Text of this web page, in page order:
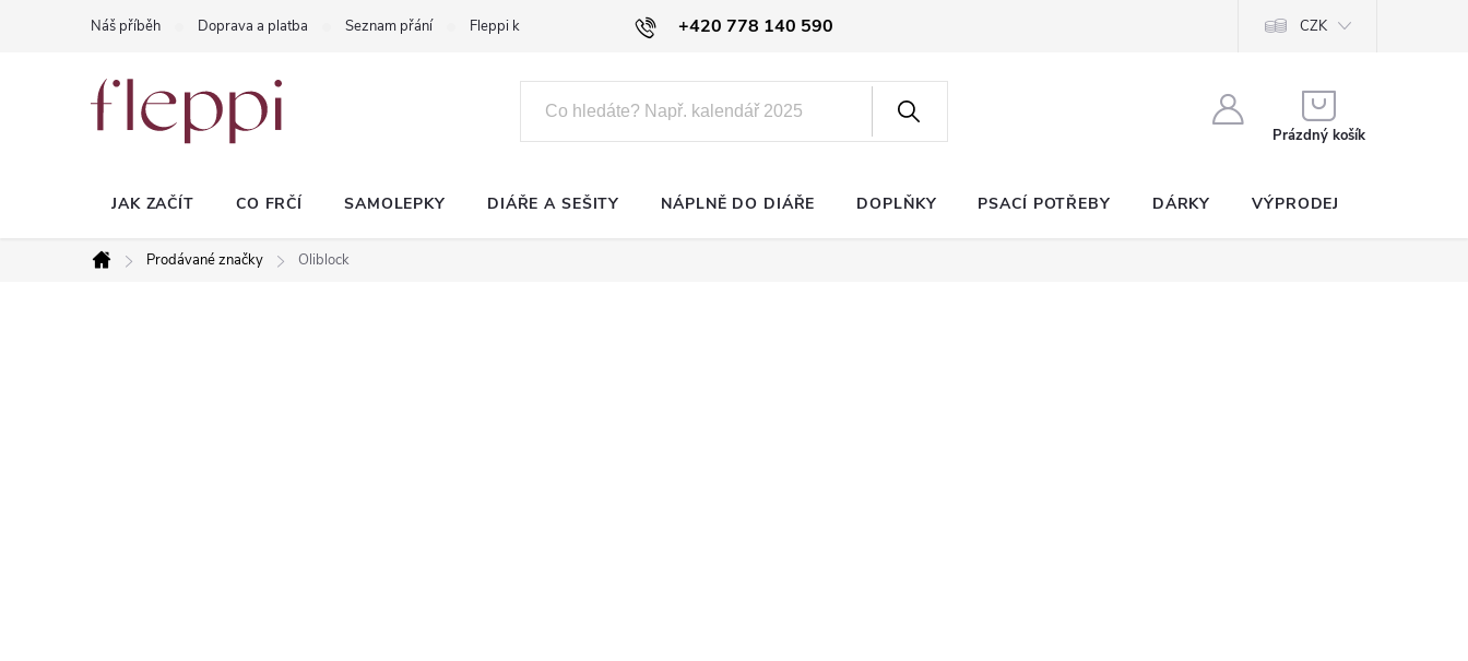
+420 778 140 590
Náš příběh Doprava a platba Seznam přání Fleppi klub CZK
KOŠÍK
Prázdný košík
JAK ZAČÍT CO FRČÍ SAMOLEPKY DIÁŘE A SEŠITY NÁPLNĚ DO DIÁŘE DOPLŇKY PSACÍ POTŘEBY DÁRKY VÝPRODEJ
Domů
Prodávané značky Oliblock